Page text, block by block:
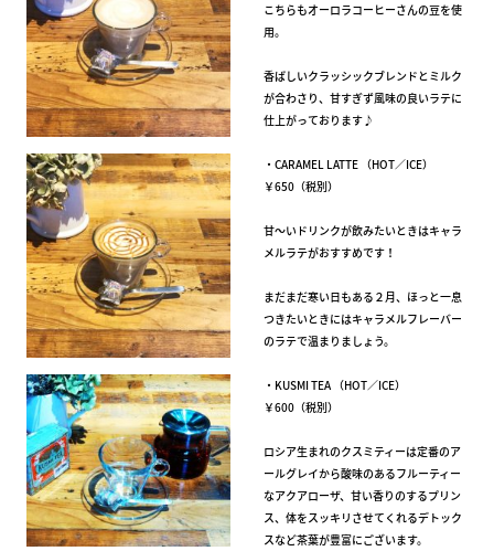
こちらもオーロラコーヒーさんの豆を使
用。
香ばしいクラッシックブレンドとミルク
が合わさり、甘すぎず風味の良いラテに
仕上がっております♪
・CARAMEL LATTE （HOT／ICE）
￥650（税別）
甘～いドリンクが飲みたいときはキャラ
メルラテがおすすめです！
まだまだ寒い日もある２月、ほっと一息
つきたいときにはキャラメルフレーバー
のラテで温まりましょう。
・KUSMI TEA （HOT／ICE）
￥600（税別）
ロシア生まれのクスミティーは定番のア
ールグレイから酸味のあるフルーティー
なアクアローザ、甘い香りのするプリン
ス、体をスッキリさせてくれるデトック
スなど茶葉が豊富にございます。